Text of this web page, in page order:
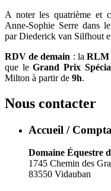
A noter les quatrième et
Anne-Sophie Serre dans
par Diederick van Silfhout
RDV de demain : la RLM
que leGrand Prix
Milton à partir de 9h.
Nous contacter
Accueil /
Domaine Équestre
1745 Chemin des
83550 Vidauban